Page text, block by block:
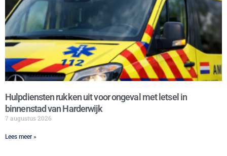
Hulpdiensten rukken uit voor ongeval met letsel in
binnenstad van Harderwijk
7 augustus 2026
Lees meer »